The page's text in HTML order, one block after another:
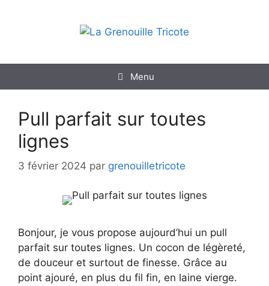
Menu
Pull parfait sur toutes
lignes
3 février 2024 par grenouilletricote
Bonjour, je vous propose aujourd’hui un pull
parfait sur toutes lignes. Un cocon de légèreté,
de douceur et surtout de finesse. Grâce au
point ajouré, en plus du fil fin, en laine vierge.